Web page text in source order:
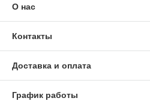
О нас
Контакты
Доставка и оплата
График работы